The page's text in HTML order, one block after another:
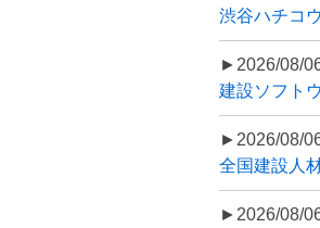
渋谷ハチコ
►2026/08/
建設ソフト
►2026/08/
全国建設人
►2026/08/